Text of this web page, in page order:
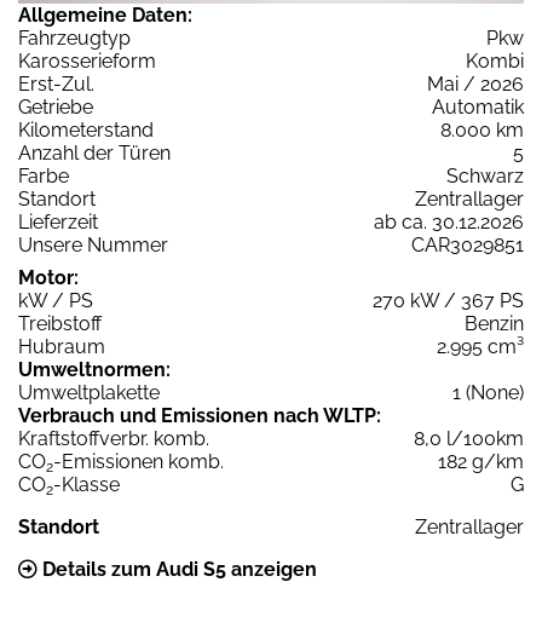
Allgemeine Daten:
Fahrzeugtyp
Pkw
Karosserieform
Kombi
Erst-Zul.
Mai / 2026
Getriebe
Automatik
Kilometerstand
8.000 km
Anzahl der Türen
5
Farbe
Schwarz
Standort
Zentrallager
Lieferzeit
ab ca. 30.12.2026
Unsere Nummer
CAR3029851
Motor:
kW / PS
270 kW / 367 PS
Treibstoff
Benzin
Hubraum
2.995 cm³
Umweltnormen:
Umweltplakette
1 (None)
Verbrauch und Emissionen nach WLTP:
Kraftstoffverbr. komb.
8,0 l/100km
CO2-Emissionen komb.
182 g/km
CO2-Klasse
G
Standort
Zentrallager
Details zum Audi S5 anzeigen